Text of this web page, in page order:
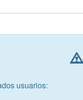
- 1
usuarios: